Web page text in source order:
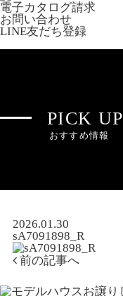
電子カタログ請求
お問い合わせ
LINE友だち登録
PICK UP
おすすめ情報
2026.01.30
sA7091898_R
前の記事へ